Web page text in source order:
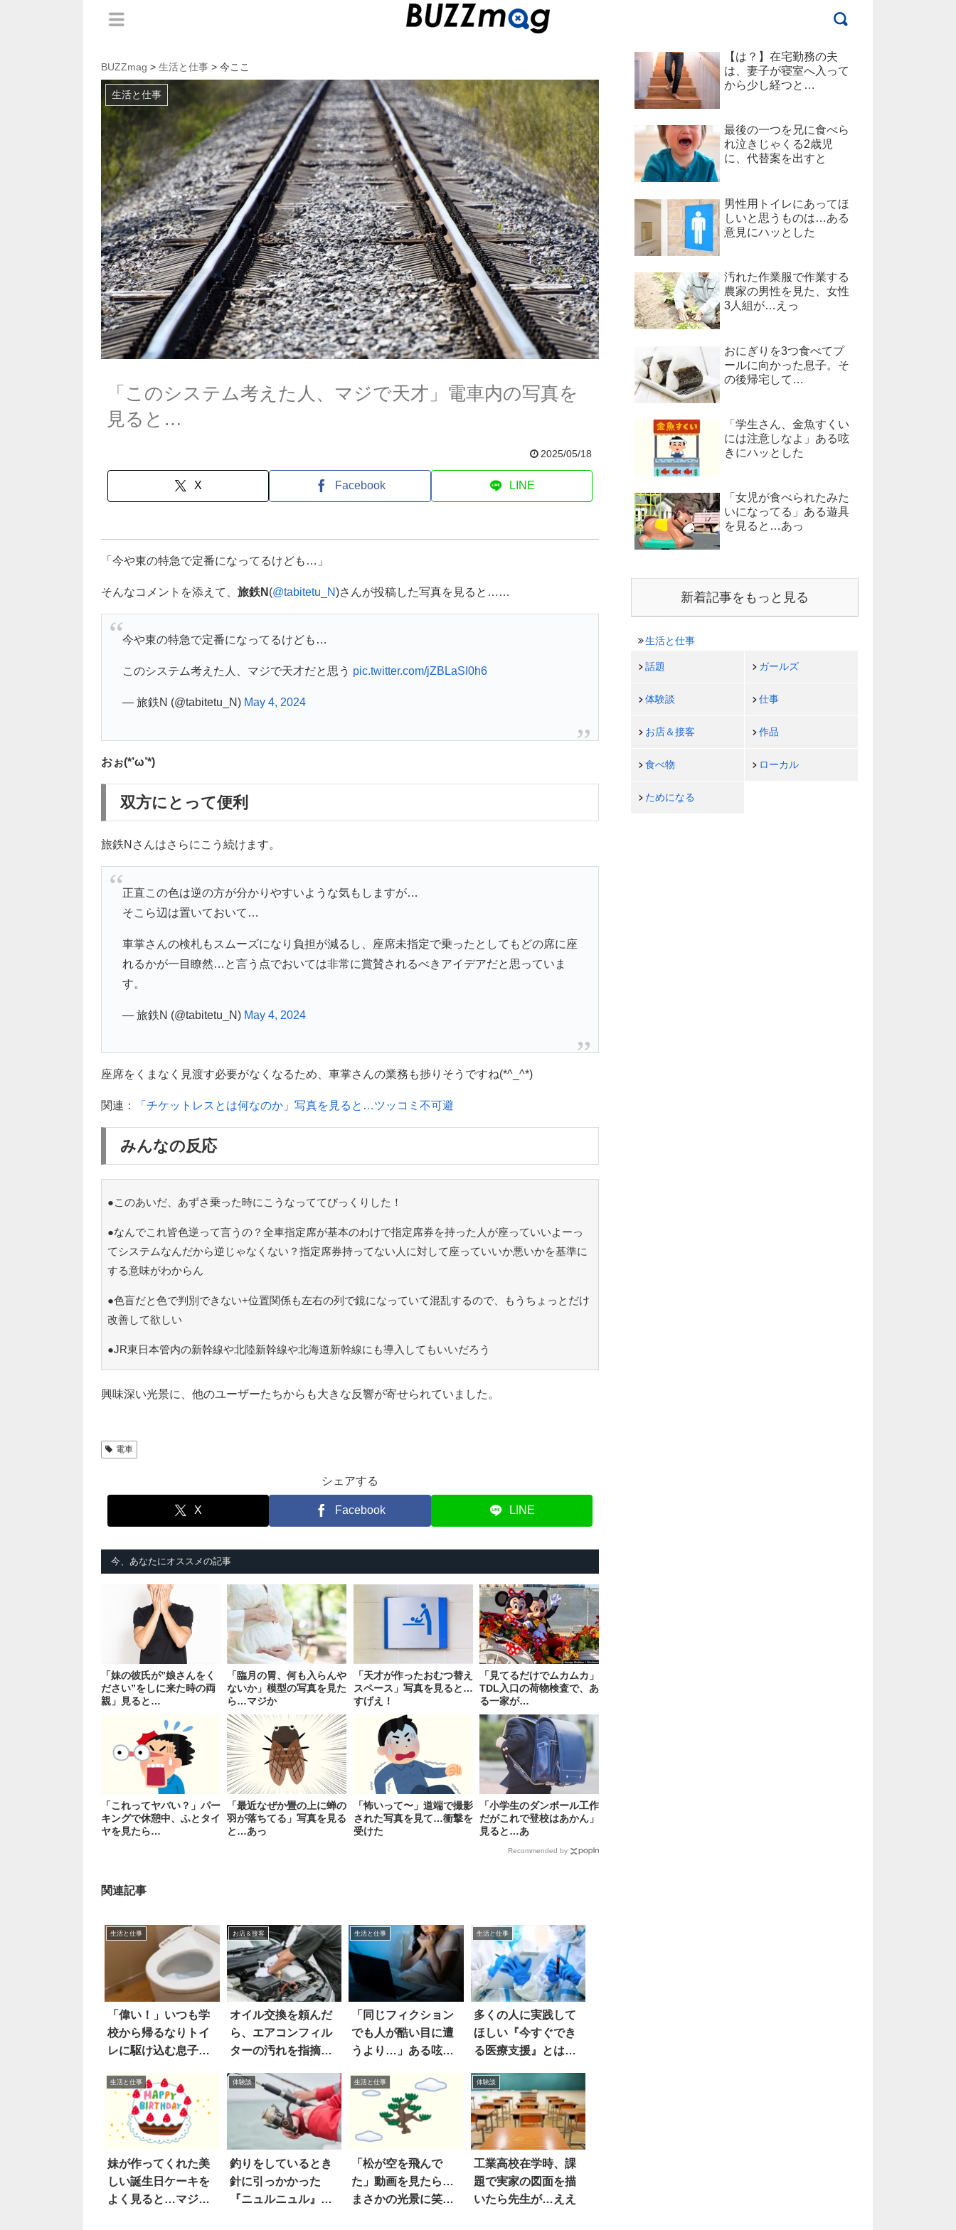
BUZZmag > 生活と仕事 > 今ここ
生活と仕事
「このシステム考えた人、マジで天才」電車内の写真を
見ると…
2025/05/18
X Facebook LINE
「今や東の特急で定番になってるけども…」
そんなコメントを添えて、 旅鉄N (@tabitetu_N)さんが投稿した写真を見ると……
今や東の特急で定番になってるけども…
このシステム考えた人、マジで天才だと思う pic.twitter.com/jZBLaSI0h6
— 旅鉄N (@tabitetu_N) May 4, 2024
おぉ(*’ω’*)
双方にとって便利
旅鉄Nさんはさらにこう続けます。
正直この色は逆の方が分かりやすいような気もしますが…
そこら辺は置いておいて…
車掌さんの検札もスムーズになり負担が減るし、座席未指定で乗ったとしてもどの席に座
れるかが一目瞭然…と言う点でおいては非常に賞賛されるべきアイデアだと思っていま
す。
— 旅鉄N (@tabitetu_N) May 4, 2024
座席をくまなく見渡す必要がなくなるため、車掌さんの業務も捗りそうですね(*^_^*)
関連： 「チケットレスとは何なのか」写真を見ると…ツッコミ不可避
みんなの反応
●このあいだ、あずさ乗った時にこうなっててびっくりした！
●なんでこれ皆色逆って言うの？全車指定席が基本のわけで指定席券を持った人が座っていいよーっ
てシステムなんだから逆じゃなくない？指定席券持ってない人に対して座っていいか悪いかを基準に
する意味がわからん
●色盲だと色で判別できない+位置関係も左右の列で鏡になっていて混乱するので、もうちょっとだけ
改善して欲しい
●JR東日本管内の新幹線や北陸新幹線や北海道新幹線にも導入してもいいだろう
興味深い光景に、他のユーザーたちからも大きな反響が寄せられていました。
電車
シェアする
X Facebook LINE
今、あなたにオススメの記事
「妹の彼氏が”娘さんをく
ださい”をしに来た時の両
親」見ると…
「臨月の胃、何も入らんや
ないか」模型の写真を見た
ら…マジか
「天才が作ったおむつ替え
スペース」写真を見ると…
すげえ！
「見てるだけでムカムカ」
TDL入口の荷物検査で、あ
る一家が…
「これってヤバい？」パー
キングで休憩中、ふとタイ
ヤを見たら…
「最近なぜか畳の上に蝉の
羽が落ちてる」写真を見る
と…あっ
「怖いって〜」道端で撮影
された写真を見て…衝撃を
受けた
「小学生のダンボール工作
だがこれで登校はあかん」
見ると…あ
Recommended by
関連記事
生活と仕事
「偉い！」いつも学
校から帰るなりトイ
レに駆け込む息子
お店＆接客
オイル交換を頼んだ
ら、エアコンフィル
ターの汚れを指摘さ
生活と仕事
「同じフィクション
でも人が酷い目に遭
うより…」ある呟き
生活と仕事
多くの人に実践して
ほしい『今すぐでき
る医療支援』とは…
生活と仕事
妹が作ってくれた美
しい誕生日ケーキを
よく見ると…マジ
体験談
釣りをしているとき
針に引っかかった
『ニュルニュル』
生活と仕事
「松が空を飛んで
た」動画を見たら…
まさかの光景に笑っ
体験談
工業高校在学時、課
題で実家の図面を描
いたら先生が…ええ
【は？】在宅勤務の夫
は、妻子が寝室へ入って
から少し経つと…
最後の一つを兄に食べら
れ泣きじゃくる2歳児
に、代替案を出すと
男性用トイレにあってほ
しいと思うものは…ある
意見にハッとした
汚れた作業服で作業する
農家の男性を見た、女性
3人組が…えっ
おにぎりを3つ食べてプ
ールに向かった息子。そ
の後帰宅して…
「学生さん、金魚すくい
には注意しなよ」ある呟
きにハッとした
「女児が食べられたみた
いになってる」ある遊具
を見ると…あっ
新着記事をもっと見る
生活と仕事
話題 ガールズ
体験談 仕事
お店＆接客 作品
食べ物 ローカル
ためになる